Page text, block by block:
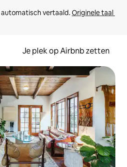
vertaald. Originele taal
Je plek op Airbnb zetten